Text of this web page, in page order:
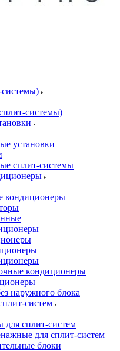
системы)
установки
сплит-системы
кондиционеры
кондиционеры
наружного блока
систем
для сплит-систем
для сплит-систем
блоки